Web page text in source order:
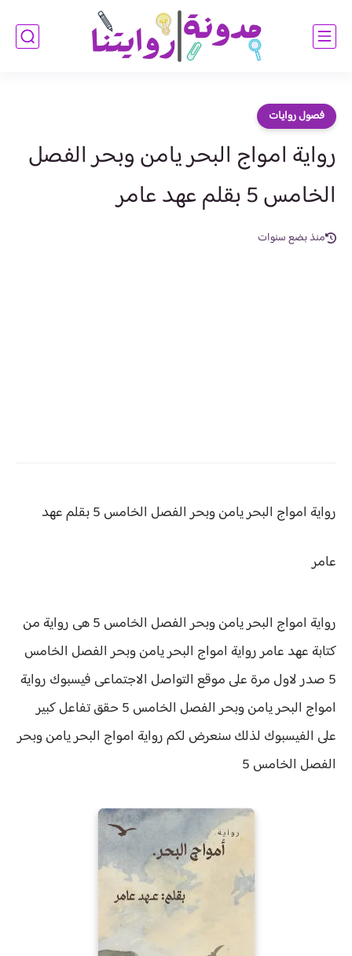
فصول روايات
رواية امواج البحر يامن وبحر الفصل
الخامس 5 بقلم عهد عامر
منذ بضع سنوات
رواية امواج البحر يامن وبحر الفصل الخامس 5 بقلم عهد
عامر
رواية امواج البحر يامن وبحر الفصل الخامس 5 هى رواية من
كتابة عهد عامر رواية امواج البحر يامن وبحر الفصل الخامس
5 صدر لاول مرة على موقع التواصل الاجتماعى فيسبوك رواية
امواج البحر يامن وبحر الفصل الخامس 5 حقق
تفاعل كبير
على الفيسبوك لذلك سنعرض لكمرواية امواج البحر يامن وبحر
الفصل الخامس 5